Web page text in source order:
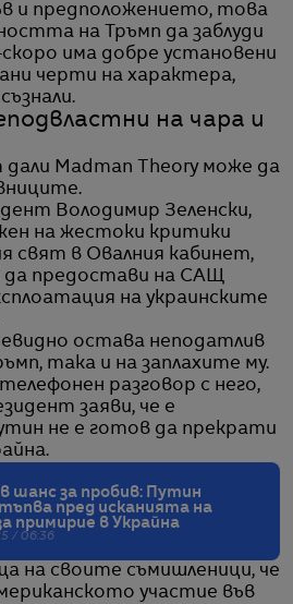
и предположението, това
на Тръмп да заблуди
има добре установени
черти на характера,
на чара и
дали Madman Theory може да
Володимир Зеленски,
на жестоки критики
свят в Овалния кабинет,
да предостави на САЩ
на украинските
остава неподатлив
така и на заплахите му.
разговор с него,
заяви, че е
не е готов да прекрати
шанс за пробив: Путин
пред исканията на
примирие в Украйна
/ 06:36
на своите съмишленици, че
участие във